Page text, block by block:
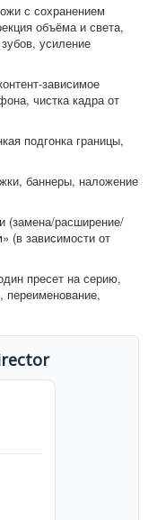
с сохранением
объёма и света,
усиление
зависимое
чистка кадра от
подгонка границы,
баннеры, наложение
(замена/расширение/
(в зависимости от
пресет на серию,
переименование,